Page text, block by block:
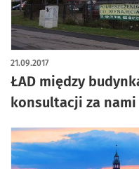
ŁAD między
konsultacji za nami
21.09.2017